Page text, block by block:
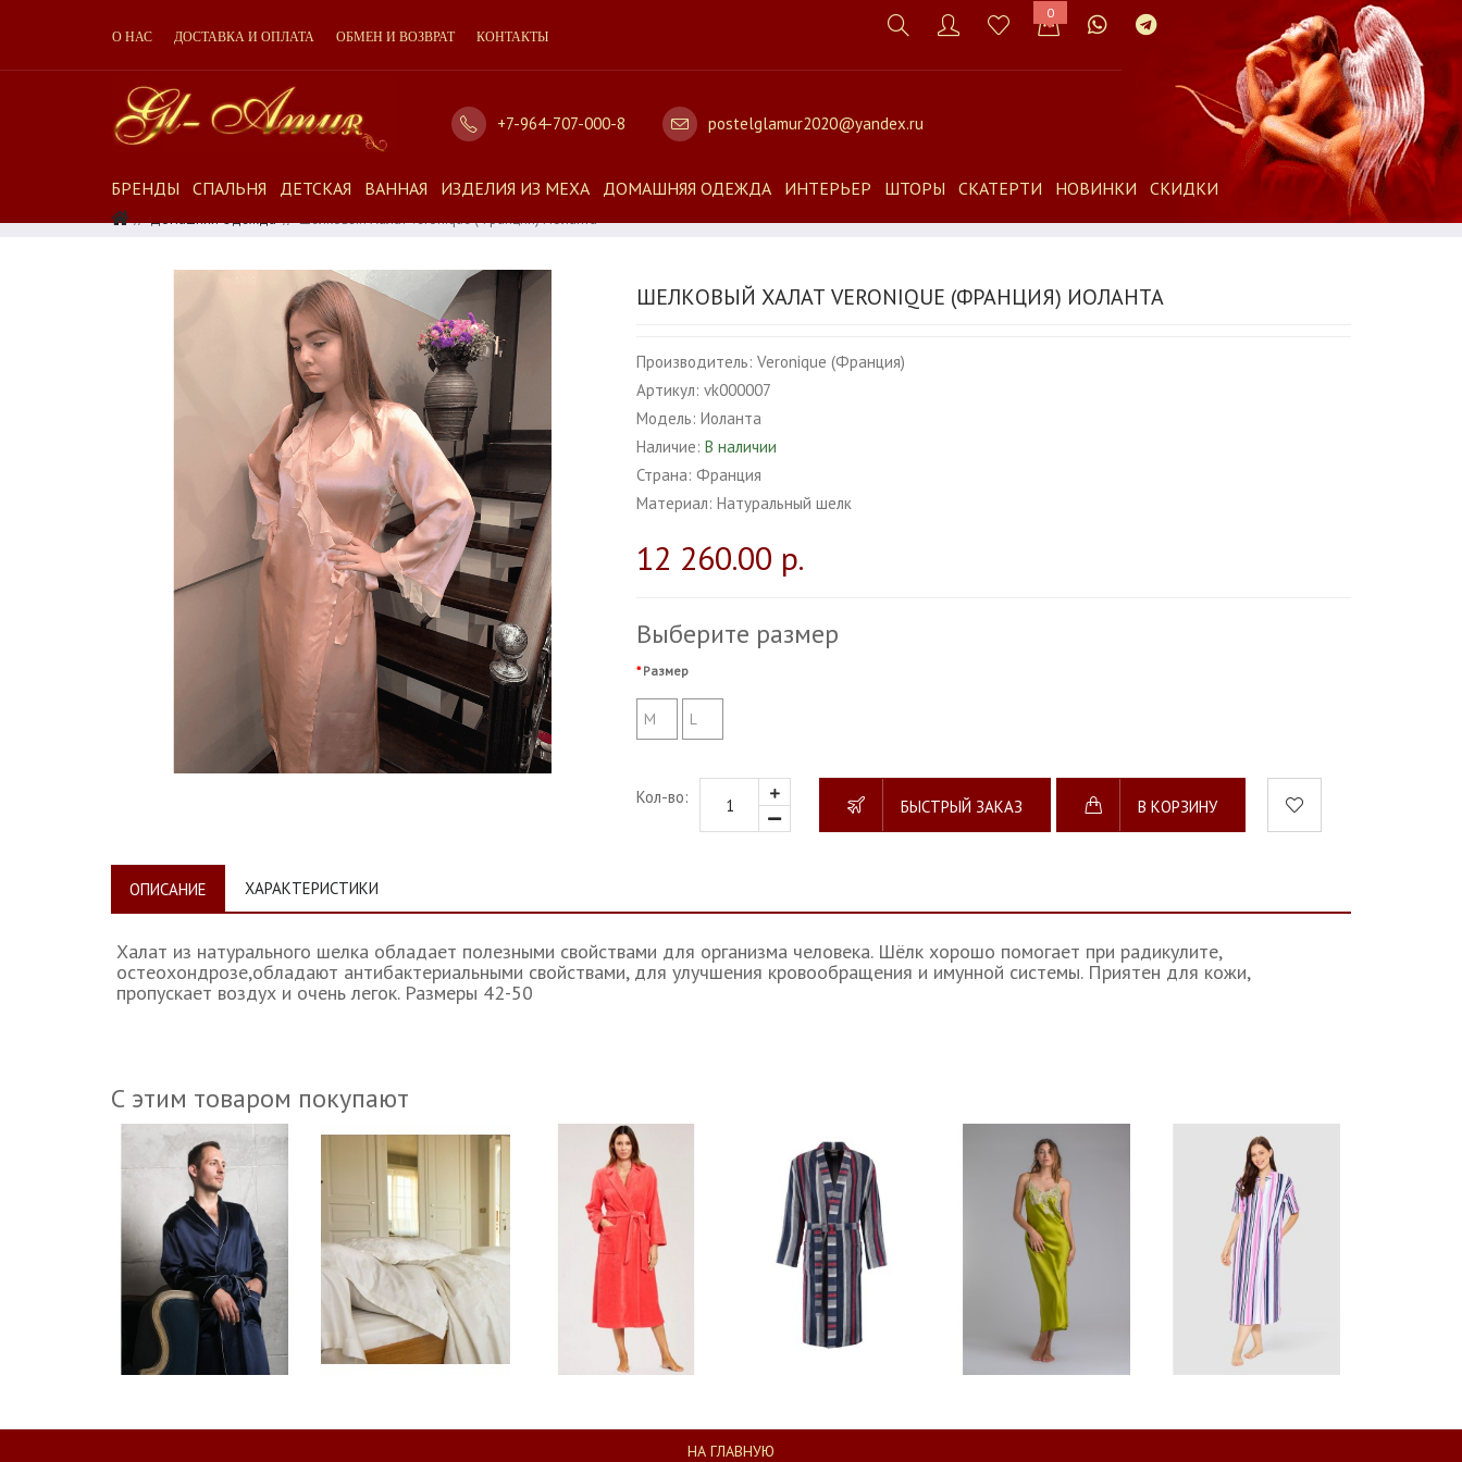
0
О НАС ДОСТАВКА И ОПЛАТА ОБМЕН И ВОЗВРАТ КОНТАКТЫ
+7-964-707-000-8 postelglamur2020@yandex.ru
БРЕНДЫ СПАЛЬНЯ ДЕТСКАЯ ВАННАЯ ИЗДЕЛИЯ ИЗ МЕХА ДОМАШНЯЯ ОДЕЖДА ИНТЕРЬЕР ШТОРЫ СКАТЕРТИ НОВИНКИ СКИДКИ
Домашняя Одежда Шелковый Халат Veronique (Франция) Иоланта
ШЕЛКОВЫЙ ХАЛАТ VERONIQUE (ФРАНЦИЯ) ИОЛАНТА
Производитель: Veronique (Франция)
Артикул: vk000007
Модель: Иоланта
Наличие: В наличии
Страна: Франция
Материал: Натуральный шелк
12 260.00 р.
Выберите размер
Размер
M L
Кол-во: БЫСТРЫЙ ЗАКАЗ В КОРЗИНУ
ОПИСАНИЕ ХАРАКТЕРИСТИКИ
Халат из натурального шелка обладает полезными свойствами для организма человека. Шёлк хорошо помогает при радикулите,
остеохондрозе,обладают антибактериальными свойствами, для улучшения кровообращения и имунной системы. Приятен для кожи,
пропускает воздух и очень легок. Размеры 42-50
С этим товаром покупают
НА ГЛАВНУЮ